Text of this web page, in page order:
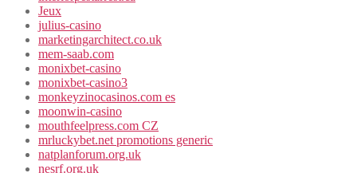
Jeux
julius-casino
marketingarchitect.co.uk
mem-saab.com
monixbet-casino
monixbet-casino3
monkeyzinocasinos.com es
moonwin-casino
mouthfeelpress.com CZ
mrluckybet.net promotions generic
natplanforum.org.uk
nesrf.org.uk